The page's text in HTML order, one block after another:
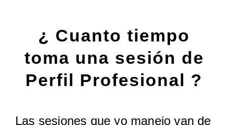
¿ Cuanto tiempo
toma una sesión de
Perfil Profesional ?
Las sesiones que yo manejo van de